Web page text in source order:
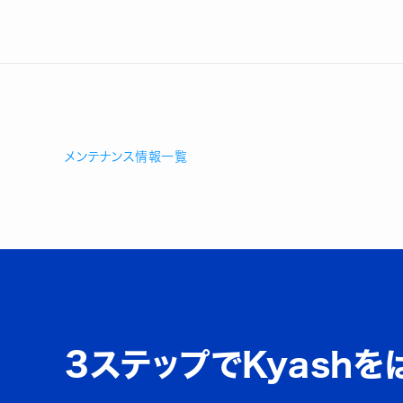
メンテナンス情報一覧
3ステップでKyashを